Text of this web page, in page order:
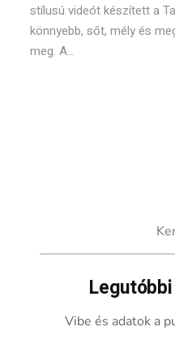
stílusú videót készített a
könnyebb, sőt, mély és
meg. A...
Vibe és adatok a